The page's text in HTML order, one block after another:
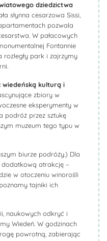
dziedzictwa
słynna cesarzowa Sissi,
pozwala
W pałacowych
Fontannie
rozległy park i zajrzymy
wiedeńską kulturą i
zbiory w
eksperymenty w
podróż przez sztukę
muzeum tego typu w
biurze podróży.) Dla
atrakcję –
w otoczeniu winorośli
tajniki ich
naukowych odkryć i
Wiedeń. W godzinach
powrotną, zabierając